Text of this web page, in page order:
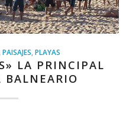
,PAISAJES ,PLAYAS
LA PRINCIPAL
BALNEARIO